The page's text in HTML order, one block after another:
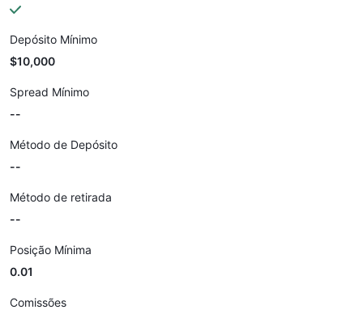
Depósito Mínimo
$10,000
Spread Mínimo
--
Método de Depósito
--
Método de retirada
--
Posição Mínima
0.01
Comissões